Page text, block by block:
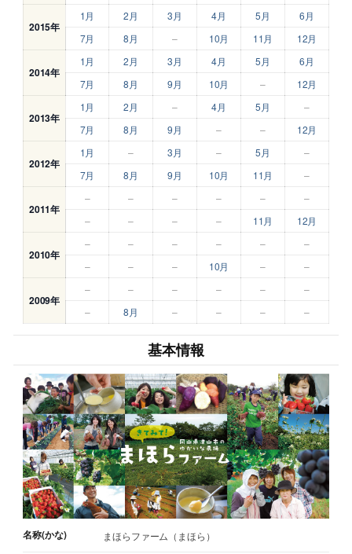
2015年
1月 2月 3月 4月 5月
6月
7月
8月 – 10月 11月 12月
2014年
1月 2月 3月 4月 5月
6月
7月
8月 9月 10月 – 12月
2013年
1月 2月 – 4月 5月
–
7月
8月 9月 – – 12月
2012年
1月 – 3月 – 5月
–
7月
8月 9月 10月 11月 –
2011年
– – – – –
–
–
– – – 11月 12月
2010年
– – – – –
–
–
– – 10月 – –
2009年
– – – – –
–
–
8月 – – – –
基本情報
名称(かな) まほらファーム（まほら）